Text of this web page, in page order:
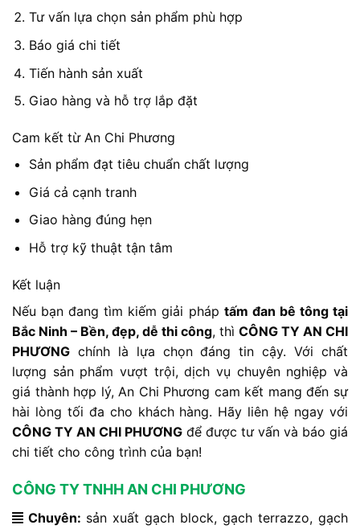
Tư vấn lựa chọn sản phẩm phù hợp
Báo giá chi tiết
Tiến hành sản xuất
Giao hàng và hỗ trợ lắp đặt
Cam kết từ An Chi Phương
Sản phẩm đạt tiêu chuẩn chất lượng
Giá cả cạnh tranh
Giao hàng đúng hẹn
Hỗ trợ kỹ thuật tận tâm
Kết luận
Nếu bạn đang tìm kiếm giải pháp tấm đan bê tông tại
Bắc Ninh – Bền, đẹp, dễ thi công, thì CÔNG TY AN CHI
PHƯƠNG chính là lựa chọn đáng tin cậy. Với chất
lượng sản phẩm vượt trội, dịch vụ chuyên nghiệp và
giá thành hợp lý, An Chi Phương cam kết mang đến sự
hài lòng tối đa cho khách hàng. Hãy liên hệ ngay với
CÔNG TY AN CHI PHƯƠNG để được tư vấn và báo giá
chi tiết cho công trình của bạn!
CÔNG TY TNHH AN CHI PHƯƠNG
Chuyên: sản xuất gạch block, gạch terrazzo, gạch